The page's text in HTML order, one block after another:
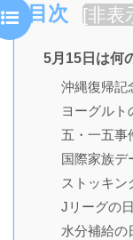
目次 [非表
5月15日は何
沖縄復帰記
ヨーグルト
五・一五事
国際家族デ
ストッキン
Jリーグの日
水分補給の